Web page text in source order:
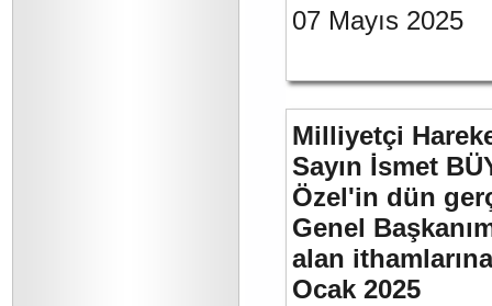
07 Mayıs 2025
Milliyetçi
Sayın İsmet
Özel'in dün
Genel
alan ithamlarına
Ocak 2025